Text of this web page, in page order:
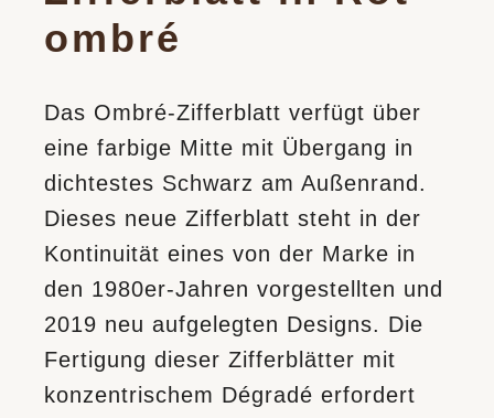
ombré
Das Ombré-Zifferblatt verfügt über
eine farbige Mitte mit Übergang in
dichtestes Schwarz am Außenrand.
Dieses neue Zifferblatt steht in der
Kontinuität eines von der Marke in
den 1980er-Jahren vorgestellten und
2019 neu aufgelegten Designs. Die
Fertigung dieser Zifferblätter mit
konzentrischem Dégradé erfordert